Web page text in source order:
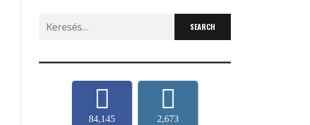
Search
for:
84,145 2,673